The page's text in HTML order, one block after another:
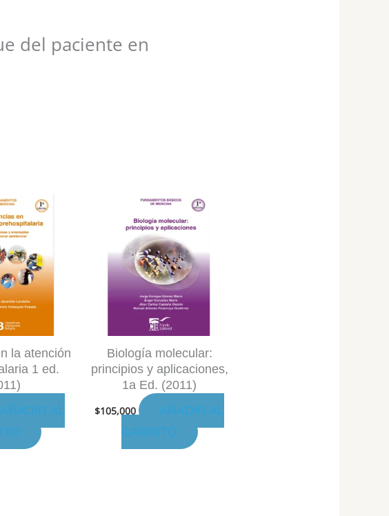
del paciente en
la atención
1 ed.
AÑADIR AL
Biología molecular:
principios y aplicaciones,
1a Ed. (2011)
$105,000
AÑADIR AL
CARRITO